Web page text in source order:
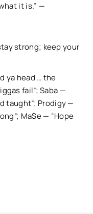
it is.” —
strong; keep your
ya head … the
fail”; Saba —
taught”; Prodigy —
Ma$e — “Hope